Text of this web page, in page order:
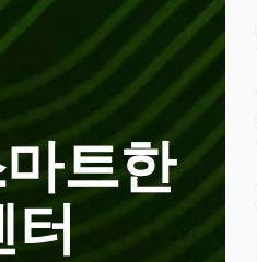
트한